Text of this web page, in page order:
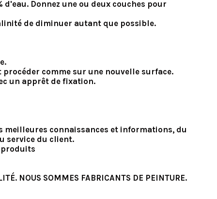
Donnez une ou deux couches pour
de diminuer autant que possible.
comme sur une nouvelle surface.
un apprêt de fixation.
connaissances et informations, du
service du client.
produits
NOUS SOMMES FABRICANTS DE PEINTURE.